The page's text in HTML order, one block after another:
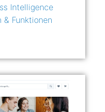
Intelligence
Funktionen